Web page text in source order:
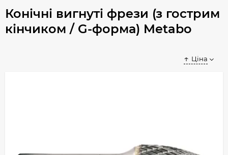
Конічні вигнуті фрези (з гострим
кінчиком / G-форма) Metabo
Ціна